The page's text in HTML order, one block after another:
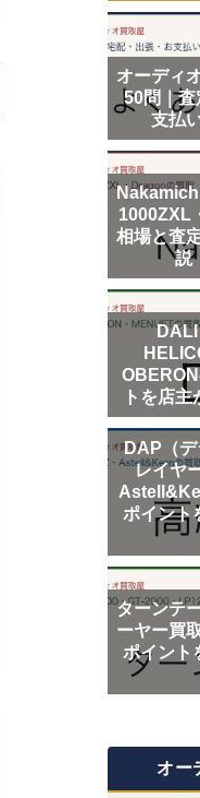
オーディ
50問｜査
支払
1000ZXL
相場と査
説
DALI
トを店
DAP（デ
レイヤ
ポイント
ターンテ
ーヤー買
ポイント
オー